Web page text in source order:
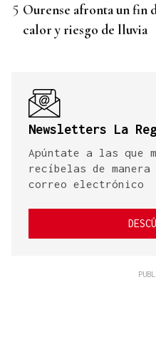
Ourense afronta un fin
calor y riesgo de lluvia
Newsletters La
Apúntate a las que
recíbelas de
correo electrónico